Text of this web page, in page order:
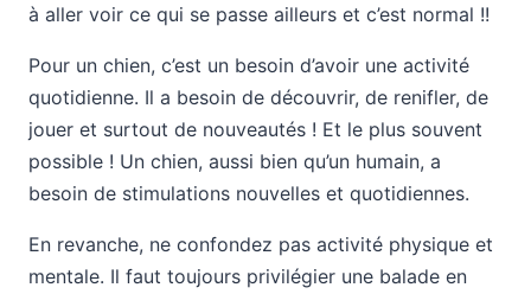
à aller voir ce qui se passe ailleurs et c’est normal !!
Pour un chien, c’est un besoin d’avoir une activité
quotidienne. Il a besoin de découvrir, de renifler, de
jouer et surtout de nouveautés ! Et le plus souvent
possible ! Un chien, aussi bien qu’un humain, a
besoin de stimulations nouvelles et quotidiennes.
En revanche, ne confondez pas activité physique et
mentale. Il faut toujours privilégier une balade en